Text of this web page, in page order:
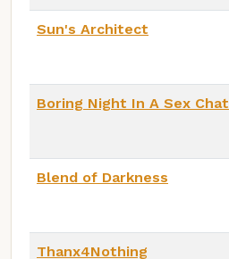
Sun's Architect
Boring Night In A Sex Chat
Blend of Darkness
Thanx4Nothing